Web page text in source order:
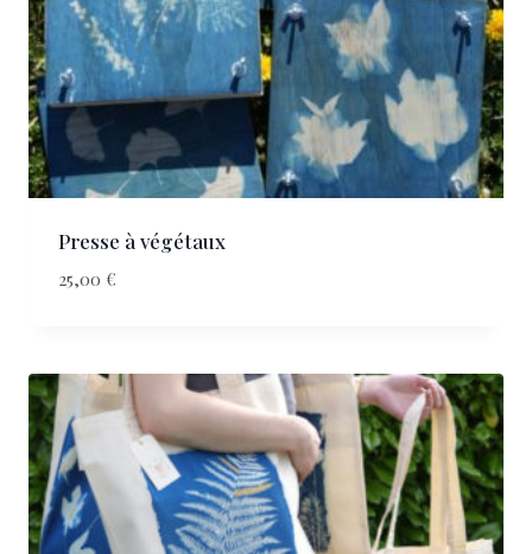
Presse à végétaux
25,00 €